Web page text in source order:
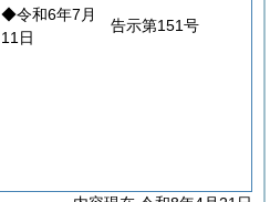
◆令和6年7月
11日
告示第151号